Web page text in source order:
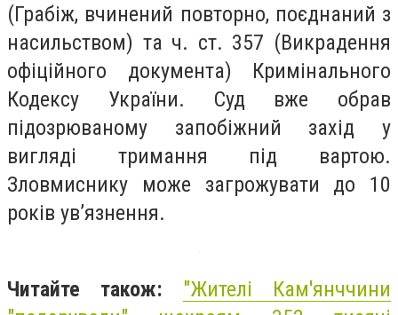
(Грабіж, вчинений повторно, поєднаний з
насильством) та ч. ст. 357 (Викрадення
офіційного документа) Кримінального
Кодексу України. Суд вже обрав
підозрюваному запобіжний захід у
вигляді тримання під вартою.
Зловмиснику може загрожувати до 10
років ув’язнення.
Читайте також: "Жителі Кам'янччини